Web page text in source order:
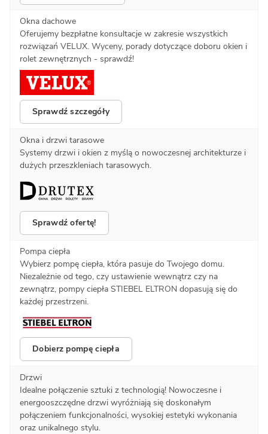
Okna dachowe
Oferujemy bezpłatne konsultacje w zakresie wszystkich
rozwiązań VELUX. Wyceny, porady dotyczące doboru okien i
rolet zewnętrznych - sprawdź!
Sprawdź szczegóły
Okna i drzwi tarasowe
Systemy drzwi i okien z myślą o nowoczesnej architekturze i
dużych przeszkleniach tarasowych.
Sprawdź ofertę!
Pompa ciepła
Wybierz pompę ciepła, która pasuje do Twojego domu.
Niezależnie od tego, czy ustawienie wewnątrz czy na
zewnątrz, pompy ciepła STIEBEL ELTRON dopasują się do
każdej przestrzeni.
Dobierz pompę ciepła
Drzwi
Idealne połączenie sztuki z technologią! Nowoczesne i
energooszczędne drzwi wyróżniają się doskonałym
połączeniem funkcjonalności, wysokiej estetyki wykonania
oraz unikalnego stylu.